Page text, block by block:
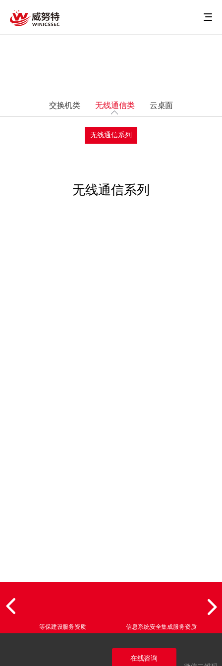
交换机类 无线通信类 云桌面
无线通信系列
无线通信系列
等保建设服务资质 信息系统安全集成服务资质
在线咨询